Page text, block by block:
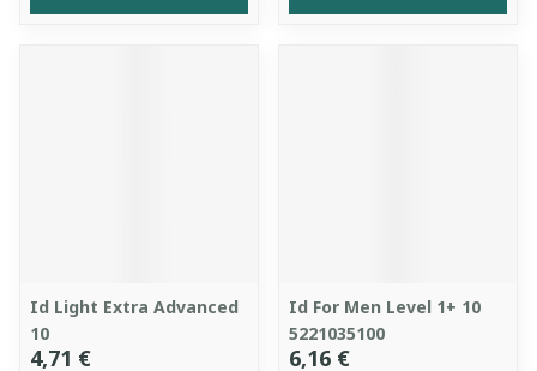
Id Light Extra Advanced
10
4,71 €
Id For Men Level 1+ 10
5221035100
6,16 €